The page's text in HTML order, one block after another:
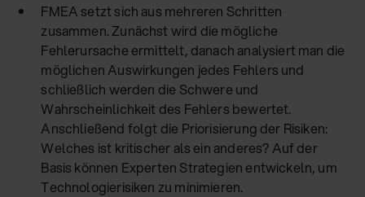
FMEA setzt sich aus mehreren Schritten
zusammen. Zunächst wird die mögliche
Fehlerursache ermittelt, danach analysiert man die
möglichen Auswirkungen jedes Fehlers und
schließlich werden die Schwere und
Wahrscheinlichkeit des Fehlers bewertet.
Anschließend folgt die Priorisierung der Risiken:
Welches ist kritischer als ein anderes? Auf der
Basis können Experten Strategien entwickeln, um
Technologierisiken zu minimieren.